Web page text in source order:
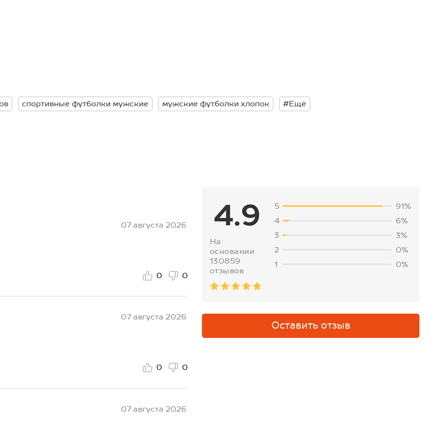
спортивные футболки мужские мужские футболки хлопок #Ещё
4.9
На
основании
130859
отзывов
5
91%
4
6%
3
3%
2
0%
1
0%
Оставить отзыв
07 августа 2026
0 0
07 августа 2026
0 0
07 августа 2026